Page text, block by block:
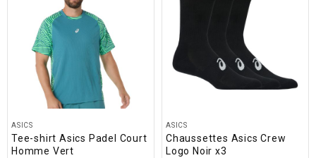
ASICS
Tee-shirt Asics Padel Court
Homme Vert
ASICS
Chaussettes Asics Crew
Logo Noir x3